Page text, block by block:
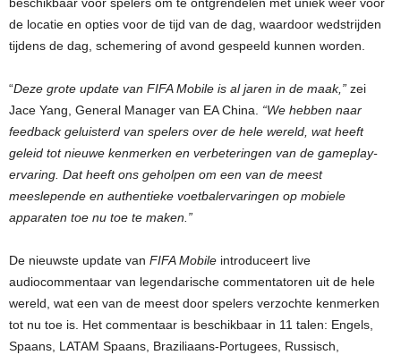
de locatie en opties voor de tijd van de dag, waardoor wedstrijden
tijdens de dag, schemering of avond gespeeld kunnen worden.
“Deze grote update van FIFA Mobile is al jaren in de maak,” zei
Jace Yang, General Manager van EA China. “We hebben naar
feedback geluisterd van spelers over de hele wereld, wat heeft
geleid tot nieuwe kenmerken en verbeteringen van de gameplay-
ervaring. Dat heeft ons geholpen om een van de meest
meeslepende en authentieke voetbalervaringen op mobiele
apparaten toe nu toe te maken.”
De nieuwste update van FIFA Mobile introduceert live
audiocommentaar van legendarische commentatoren uit de hele
wereld, wat een van de meest door spelers verzochte kenmerken
tot nu toe is. Het commentaar is beschikbaar in 11 talen: Engels,
Spaans, LATAM Spaans, Braziliaans-Portugees, Russisch,